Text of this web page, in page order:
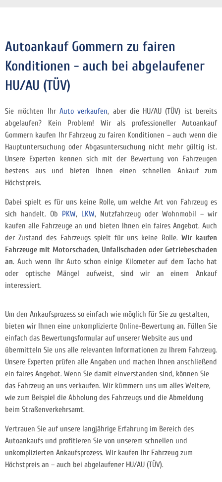
Autoankauf Gommern zu fairen
Konditionen - auch bei abgelaufener
HU/AU (TÜV)
Sie möchten Ihr Auto verkaufen, aber die HU/AU (TÜV) ist bereits
abgelaufen? Kein Problem! Wir als professioneller Autoankauf
Gommern kaufen Ihr Fahrzeug zu fairen Konditionen – auch wenn die
Hauptuntersuchung oder Abgasuntersuchung nicht mehr gültig ist.
Unsere Experten kennen sich mit der Bewertung von Fahrzeugen
bestens aus und bieten Ihnen einen schnellen Ankauf zum
Höchstpreis.
Dabei spielt es für uns keine Rolle, um welche Art von Fahrzeug es
sich handelt. Ob PKW, LKW, Nutzfahrzeug oder Wohnmobil – wir
kaufen alle Fahrzeuge an und bieten Ihnen ein faires Angebot. Auch
der Zustand des Fahrzeugs spielt für uns keine Rolle. Wir kaufen
Fahrzeuge mit Motorschaden, Unfallschaden oder Getriebeschaden
an. Auch wenn Ihr Auto schon einige Kilometer auf dem Tacho hat
oder optische Mängel aufweist, sind wir an einem Ankauf
interessiert.
Um den Ankaufsprozess so einfach wie möglich für Sie zu gestalten,
bieten wir Ihnen eine unkomplizierte Online-Bewertung an. Füllen Sie
einfach das Bewertungsformular auf unserer Website aus und
übermitteln Sie uns alle relevanten Informationen zu Ihrem Fahrzeug.
Unsere Experten prüfen alle Angaben und machen Ihnen anschließend
ein faires Angebot. Wenn Sie damit einverstanden sind, können Sie
das Fahrzeug an uns verkaufen. Wir kümmern uns um alles Weitere,
wie zum Beispiel die Abholung des Fahrzeugs und die Abmeldung
beim Straßenverkehrsamt.
Vertrauen Sie auf unsere langjährige Erfahrung im Bereich des
Autoankaufs und profitieren Sie von unserem schnellen und
unkomplizierten Ankaufsprozess. Wir kaufen Ihr Fahrzeug zum
Höchstpreis an – auch bei abgelaufener HU/AU (TÜV).